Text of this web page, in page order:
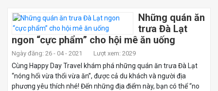
Những quán ăn
trưa Đà Lạt
ngon “cực phẩm” cho hội mê ăn uống
Ngày đăng: 26 - 04 - 2021 Lượt xem: 2029
Cùng Happy Day Travel khám phá những quán ăn trưa Đà Lạt
“nóng hổi vừa thổi vừa ăn”, được cả du khách và người địa
phương yêu thích nhé! Đến những địa điểm này, bạn có thể “no